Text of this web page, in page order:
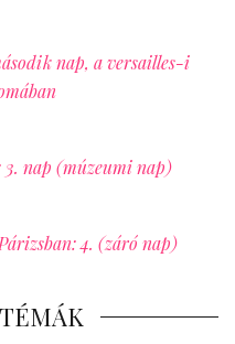
nap, a versailles-i
3. nap (múzeumi nap)
4. (záró nap)